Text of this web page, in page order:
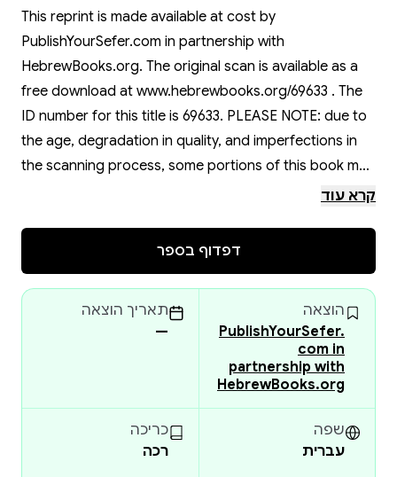
This reprint is made available at cost by
PublishYourSefer.com in partnership with
HebrewBooks.org. The original scan is available as a
free download at www.hebrewbooks.org/69633 . The
ID number for this title is 69633. PLEASE NOTE: due to
the age, degradation in quality, and imperfections in
the scanning process, some portions of this book may
be obscured, damaged or incomplete. Please check
קרא עוד
דפדוף בספר
הוצאה
PublishYourSefer.
com in
partnership with
HebrewBooks.org
תאריך הוצאה
—
שפה
עברית
כריכה
רכה